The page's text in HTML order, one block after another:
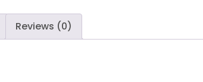
Reviews (0)